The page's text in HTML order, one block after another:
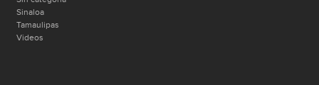
Sinaloa
Tamaulipas
Videos